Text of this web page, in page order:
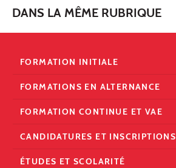
DANS LA MÊME RUBRIQUE
FORMATION INITIALE
FORMATIONS EN ALTERNANCE
FORMATION CONTINUE ET VAE
CANDIDATURES ET INSCRIPTIONS
ÉTUDES ET SCOLARITÉ